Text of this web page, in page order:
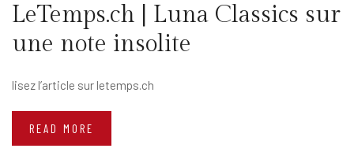
LeTemps.ch | Luna Classics sur
une note insolite
lisez l’article sur letemps.ch
READ MORE